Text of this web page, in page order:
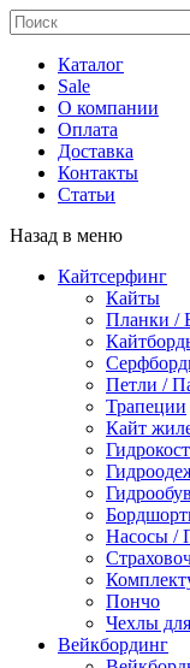
Каталог
Sale
О компании
Оплата
Доставка
Контакты
Статьи
Назад в меню
Кайтсерфинг
Кайты
Планки /
Петли /
Трапеции
Кайт
Насосы /
Пончо
Чехлы
Вейкбординг